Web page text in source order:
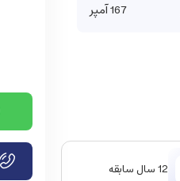
167 آمپر
12 سال سابقه